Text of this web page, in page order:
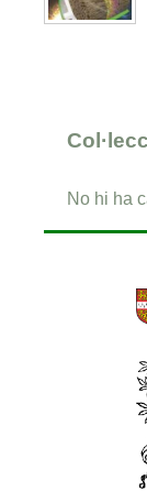
No hi ha